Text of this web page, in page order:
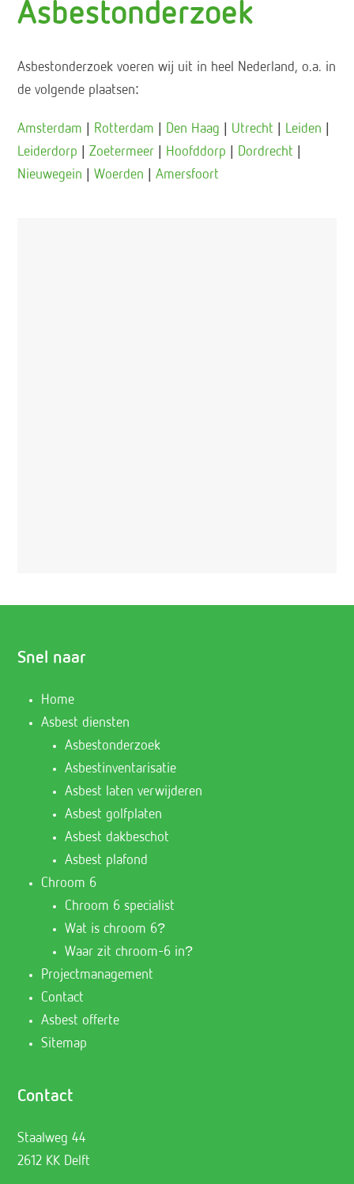
Asbestonderzoek
Asbestonderzoek voeren wij uit in heel Nederland, o.a. in
de volgende plaatsen:
Amsterdam Rotterdam Den Haag Utrecht Leiden
Leiderdorp |Zoetermeer Hoofddorp Dordrecht
Nieuwegein |Woerden |Amersfoort
Snel naar
Home
Asbest diensten
Asbestonderzoek
Asbestinventarisatie
Asbest laten verwijderen
Asbest golfplaten
Asbest dakbeschot
Asbest plafond
Chroom 6
Chroom 6 specialist
Wat is chroom 6?
Waar zit chroom-6 in?
Projectmanagement
Contact
Asbest offerte
Sitemap
Contact
Staalweg 44
2612 KK Delft